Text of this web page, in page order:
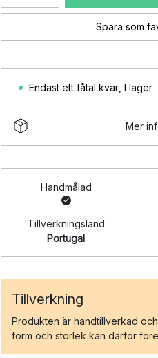
Spara som
Endast ett fåtal kvar I lager
Mer
Handmålad
Tillverkningsland
Portugal
Tillverkning
Produkten är handtillverkad
form och storlek kan därför